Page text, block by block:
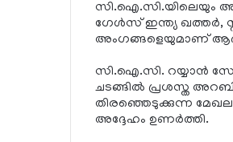
സി.ഐ.സി.യിലെയും
ഗേൾസ് ഇന്ത്യ ഖത്തർ,
അംഗങ്ങളെയുമാണ്
സി.ഐ.സി. റയ്യാൻ
ചടങ്ങിൽ പ്രശസ്ത
തിരഞ്ഞെടുക്കുന്ന
അദ്ദേഹം ഉണർത്തി.